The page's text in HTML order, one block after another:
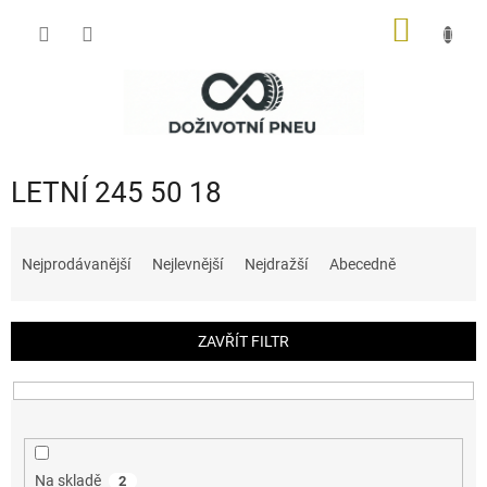
LETNÍ 245 50 18
í
p
r
Nejprodávanější Nejlevnější Nejdražší Abecedně
ZAVŘÍT FILTR
Na skladě 2